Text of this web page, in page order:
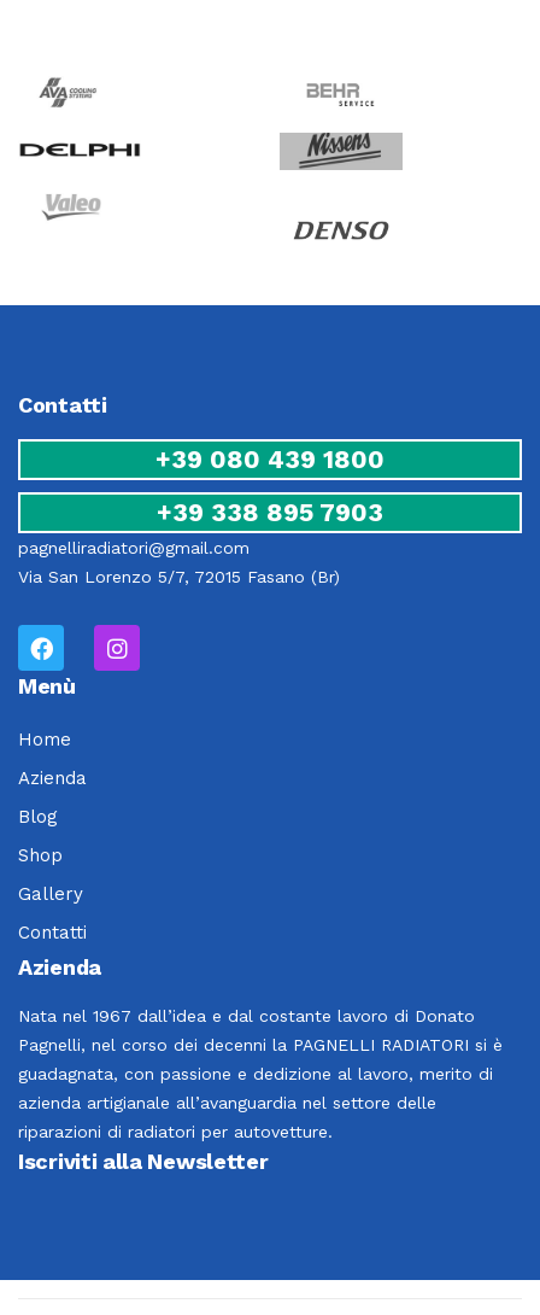
Contatti
+39 080 439 1800
+39 338 895 7903
pagnelliradiatori@gmail.com
Via San Lorenzo 5/7, 72015 Fasano (Br)
Menù
Home
Azienda
Blog
Shop
Gallery
Contatti
Azienda
Nata nel 1967 dall’idea e dal costante lavoro di Donato
Pagnelli, nel corso dei decenni la PAGNELLI RADIATORI si è
guadagnata, con passione e dedizione al lavoro, merito di
azienda artigianale all’avanguardia nel settore delle
riparazioni di radiatori per autovetture.
Iscriviti alla Newsletter